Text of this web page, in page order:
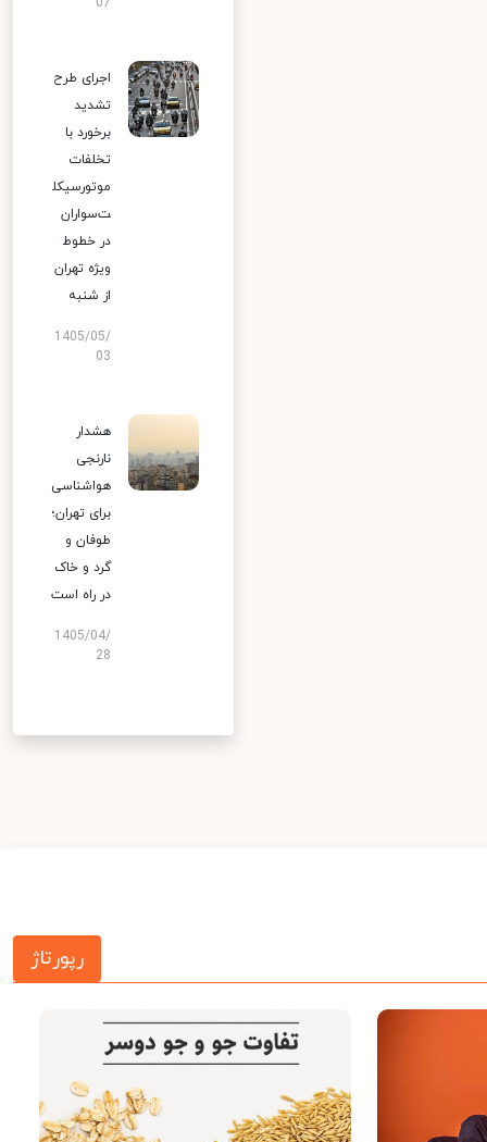
اجرای طرح
تشدید
برخورد با
تخلفات
موتورسیکل
ت‌سواران
در خطوط
ویژه تهران
از شنبه
1405/05/
03
هشدار
نارنجی
هواشناسی
برای تهران؛
طوفان و
گرد و خاک
در راه است
1405/04/
28
رپورتاژ